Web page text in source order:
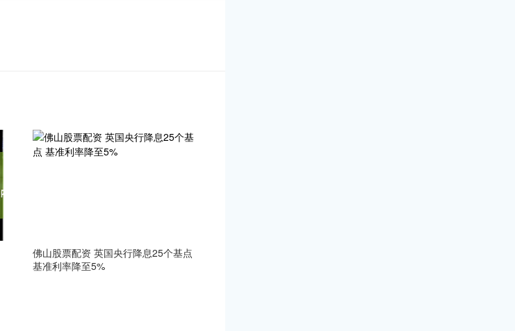
佛山股票配资 英国央行降息25个基点
基准利率降至5%